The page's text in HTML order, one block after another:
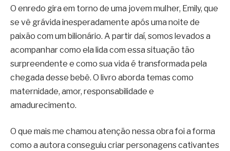
O enredo gira em torno de uma jovem mulher, Emily, que
se vê grávida inesperadamente após uma noite de
paixão com um bilionário. A partir daí, somos levados a
acompanhar como ela lida com essa situação tão
surpreendente e como sua vida é transformada pela
chegada desse bebê. O livro aborda temas como
maternidade, amor, responsabilidade e
amadurecimento.
O que mais me chamou atenção nessa obra foi a forma
como a autora conseguiu criar personagens cativantes